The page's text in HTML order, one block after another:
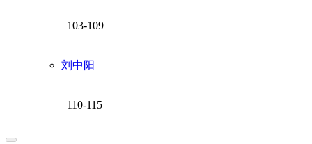
103-109
刘中阳
110-115